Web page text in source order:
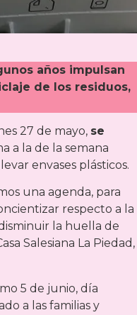
años impulsan
de los residuos,
27 de mayo, se
a la de la semana
envases plásticos.
una agenda, para
respecto a la
la huella de
Salesiana La Piedad,
5 de junio, día
a las familias y